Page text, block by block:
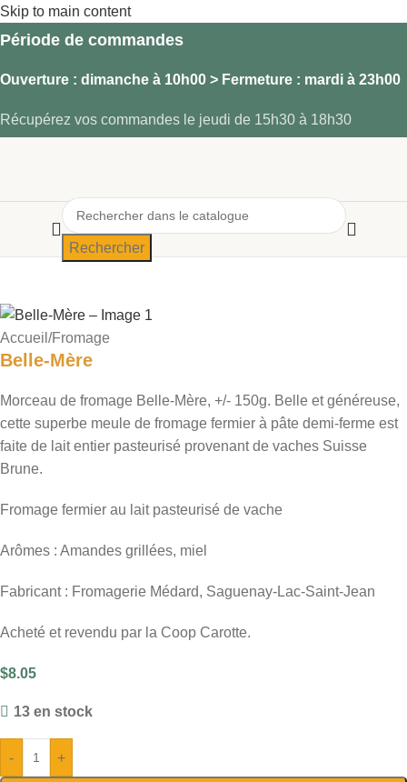
Skip to main content
Période de commandes
Ouverture : dimanche à 10h00 > Fermeture : mardi à 23h00
Récupérez vos commandes le jeudi de 15h30 à 18h30
Rechercher
Accueil /Fromage
Belle-Mère
Morceau de fromage Belle-Mère, +/- 150g. Belle et généreuse,
cette superbe meule de fromage fermier à pâte demi-ferme est
faite de lait entier pasteurisé provenant de vaches Suisse
Brune.
Fromage fermier au lait pasteurisé de vache
Arômes : Amandes grillées, miel
Fabricant : Fromagerie Médard, Saguenay-Lac-Saint-Jean
Acheté et revendu par la Coop Carotte.
$8.05
13 en stock
- +